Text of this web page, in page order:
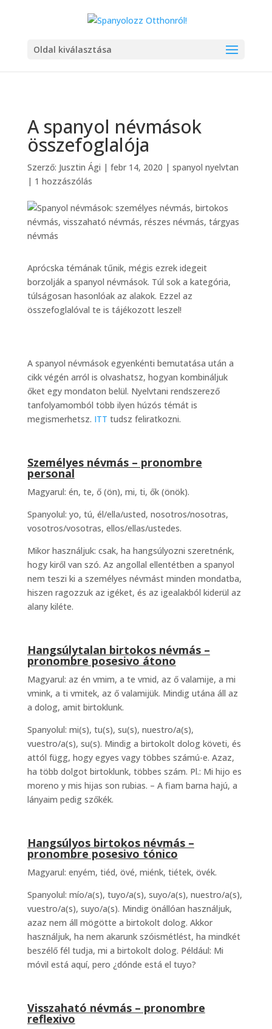
Oldal kiválasztása
A spanyol névmások
összefoglalója
Szerző: Jusztin Ági | febr 14, 2020 | spanyol nyelvtan
| 1 hozzászólás
Aprócska témának tűnik, mégis ezrek idegeit
borzolják a spanyol névmások. Túl sok a kategória,
túlságosan hasonlóak az alakok. Ezzel az
összefoglalóval te is tájékozott leszel!
A spanyol névmások egyenkénti bemutatása után a
cikk végén arról is olvashatsz, hogyan kombináljuk
őket egy mondaton belül. Nyelvtani rendszerező
tanfolyamomból több ilyen húzós témát is
megismerhetsz. ITT tudsz feliratkozni.
Személyes névmás – pronombre
personal
Magyarul: én, te, ő (ön), mi, ti, ők (önök).
Spanyolul: yo, tú, él/ella/usted, nosotros/nosotras,
vosotros/vosotras, ellos/ellas/ustedes.
Mikor használjuk: csak, ha hangsúlyozni szeretnénk,
hogy kiről van szó. Az angollal ellentétben a spanyol
nem teszi ki a személyes névmást minden mondatba,
hiszen ragozzuk az igéket, és az igealakból kiderül az
alany kiléte.
Hangsúlytalan birtokos névmás –
pronombre posesivo átono
Magyarul: az én vmim, a te vmid, az ő valamije, a mi
vmink, a ti vmitek, az ő valamijük. Mindig utána áll az
a dolog, amit birtoklunk.
Spanyolul: mi(s), tu(s), su(s), nuestro/a(s),
vuestro/a(s), su(s). Mindig a birtokolt dolog követi, és
attól függ, hogy egyes vagy többes számú-e. Azaz,
ha több dolgot birtoklunk, többes szám. Pl.: Mi hijo es
moreno y mis hijas son rubias. – A fiam barna hajú, a
lányaim pedig szőkék.
Hangsúlyos birtokos névmás –
pronombre posesivo tónico
Magyarul: enyém, tiéd, övé, miénk, tiétek, övék.
Spanyolul: mío/a(s), tuyo/a(s), suyo/a(s), nuestro/a(s),
vuestro/a(s), suyo/a(s). Mindig önállóan használjuk,
azaz nem áll mögötte a birtokolt dolog. Akkor
használjuk, ha nem akarunk szóismétlést, ha mindkét
beszélő fél tudja, mi a birtokolt dolog. Például: Mi
móvil está aquí, pero ¿dónde está el tuyo?
Visszaható névmás – pronombre
reflexivo